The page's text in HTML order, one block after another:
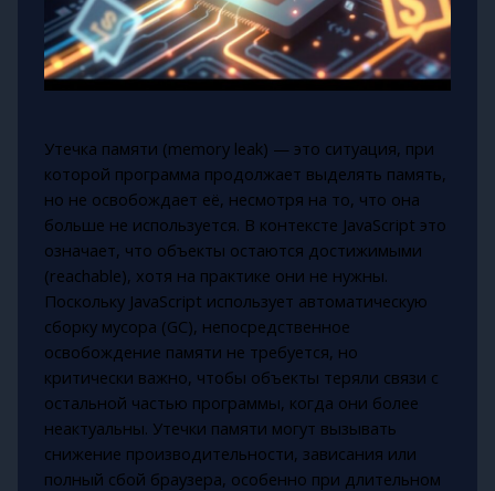
Утечка памяти (memory leak) — это ситуация, при
которой программа продолжает выделять память,
но не освобождает её, несмотря на то, что она
больше не используется. В контексте JavaScript это
означает, что объекты остаются достижимыми
(reachable), хотя на практике они не нужны.
Поскольку JavaScript использует автоматическую
сборку мусора (GC), непосредственное
освобождение памяти не требуется, но
критически важно, чтобы объекты теряли связи с
остальной частью программы, когда они более
неактуальны. Утечки памяти могут вызывать
снижение производительности, зависания или
полный сбой браузера, особенно при длительном